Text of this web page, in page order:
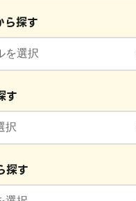
ら探す
す
探す